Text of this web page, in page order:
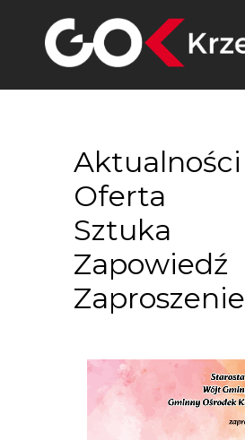
content
Aktualności
Oferta
Sztuka
Zapowiedź
Zaproszenie